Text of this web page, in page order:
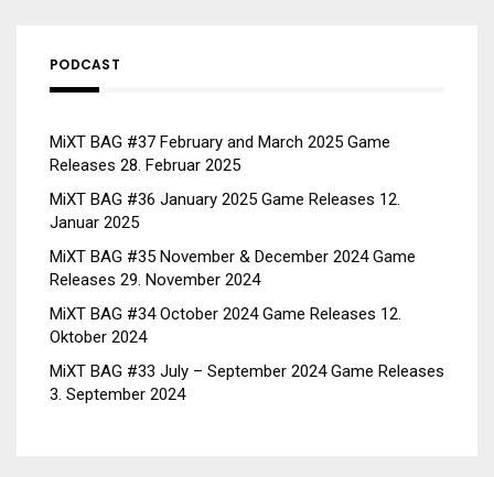
PODCAST
MiXT BAG #37 February and March 2025 Game
Releases 28. Februar 2025
MiXT BAG #36 January 2025 Game Releases 12.
Januar 2025
MiXT BAG #35 November & December 2024 Game
Releases 29. November 2024
MiXT BAG #34 October 2024 Game Releases 12.
Oktober 2024
MiXT BAG #33 July – September 2024 Game Releases
3. September 2024